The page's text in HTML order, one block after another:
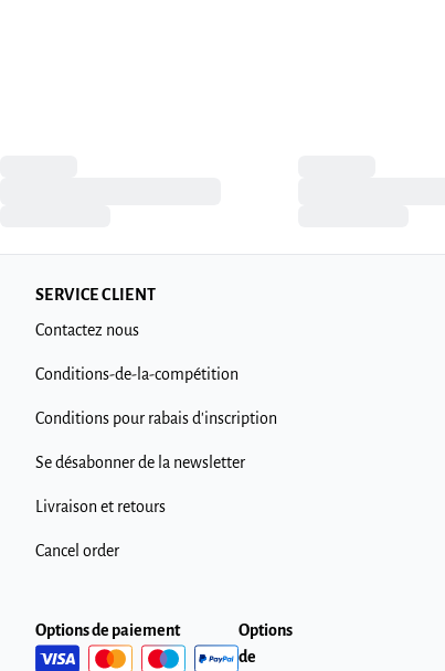
SERVICE CLIENT
Contactez nous
Conditions-de-la-compétition
Conditions pour rabais d'inscription
Se désabonner de la newsletter
Livraison et retours
Cancel order
Options de paiement
Options
de